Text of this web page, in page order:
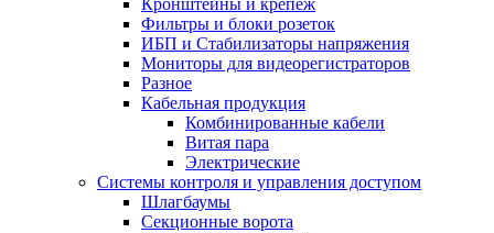
Фильтры и блоки розеток
ИБП и Стабилизаторы напряжения
Мониторы для видеорегистраторов
Разное
Кабельная продукция
Комбинированные кабели
Витая пара
Электрические
Системы контроля и управления доступом
Шлагбаумы
Секционные ворота